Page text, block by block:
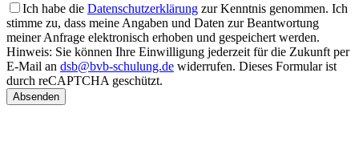
Ich habe die Datenschutzerklärung zur Kenntnis genommen. Ich
stimme zu, dass meine Angaben und Daten zur Beantwortung
meiner Anfrage elektronisch erhoben und gespeichert werden.
Hinweis: Sie können Ihre Einwilligung jederzeit für die Zukunft per
E-Mail an dsb@bvb-schulung.de widerrufen. Dieses Formular ist
durch reCAPTCHA geschützt.